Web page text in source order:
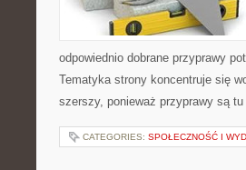
odpowiednio dobrane przyprawy
Tematyka strony koncentruje się
szerszy, ponieważ przyprawy są
CATEGORIES: SPOŁECZNOŚĆ I